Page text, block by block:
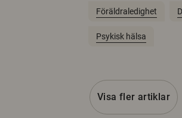
Föräldraledighet
Psykisk hälsa
Visa fler artiklar